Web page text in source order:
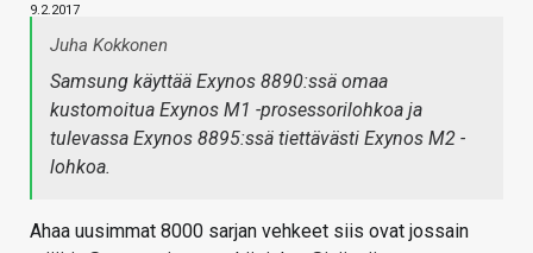
9.2.2017
Juha Kokkonen
Samsung käyttää Exynos 8890:ssä omaa
kustomoitua Exynos M1 -prosessorilohkoa ja
tulevassa Exynos 8895:ssä tiettävästi Exynos M2 -
lohkoa.
Ahaa uusimmat 8000 sarjan vehkeet siis ovat jossain